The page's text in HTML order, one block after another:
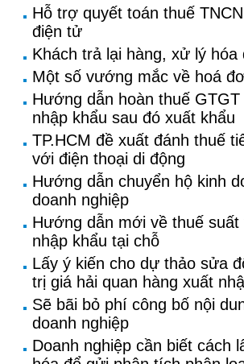
Hỗ trợ quyết toán thuế
điện tử
Khách trả lại hàng, xử lý hóa
Một số vướng mắc về hoá
Hướng dẫn hoàn thuế
nhập khẩu sau đó xuất khẩu
TP.HCM đề xuất đánh thuế
với điện thoại di động
Hướng dẫn chuyển hộ kinh
doanh nghiệp
Hướng dẫn mới về thuế suất
nhập khẩu tại chỗ
Lấy ý kiến cho dự thảo sửa
trị giá hải quan hàng xuất
Sẽ bãi bỏ phí công bố nội
doanh nghiệp
Doanh nghiệp cần biết cách